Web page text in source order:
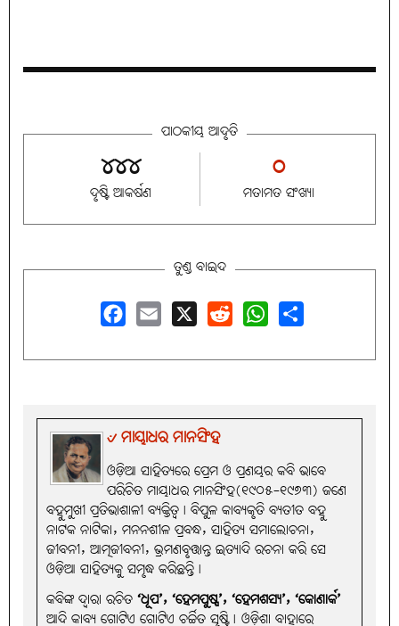
ପାଠକୀୟ ଆଦୃତି
୪୪୪
ଦୃଷ୍ଟି ଆକର୍ଷଣ
୦
ମତାମତ ସଂଖ୍ୟା
ତୁଣ୍ଡ ବାଇଦ
୰ ମାୟାଧର ମାନସିଂହ
ଓଡ଼ିଆ ସାହିତ୍ୟରେ ପ୍ରେମ ଓ ପ୍ରଣୟର କବି ଭାବେ
ପରିଚିତ ମାୟାଧର ମାନସିଂହ(୧୯୦୫-୧୯୭୩) ଜଣେ
ବହୁମୁଖୀ ପ୍ରତିଭାଶାଳୀ ବ୍ୟକ୍ତିତ୍ୱ। ବିପୁଳ କାବ୍ୟକୃତି ବ୍ୟତୀତ ବହୁ
ନାଟକ ନାଟିକା, ମନନଶୀଳ ପ୍ରବନ୍ଧ, ସାହିତ୍ୟ ସମାଲୋଚନା,
ଜୀବନୀ, ଆତ୍ମଜୀବନୀ, ଭ୍ରମଣବୃତ୍ତାନ୍ତ ଇତ୍ୟାଦି ରଚନା କରି ସେ
ଓଡ଼ିଆ ସାହିତ୍ୟକୁ ସମୃଦ୍ଧ କରିଛନ୍ତି।
କବିଙ୍କ ଦ୍ବାରା ରଚିତ‘ଧୂପ’, ‘ହେମପୁଷ୍ପ’, ‘ହେମଶସ୍ୟ’, ‘କୋଣାର୍କ’
ଆଦି କାବ୍ୟ ଗୋଟିଏ ଗୋଟିଏ ଚର୍ଚ୍ଚିତ ସୃଷ୍ଟି୤ ଓଡ଼ିଶା ବାହାରେ